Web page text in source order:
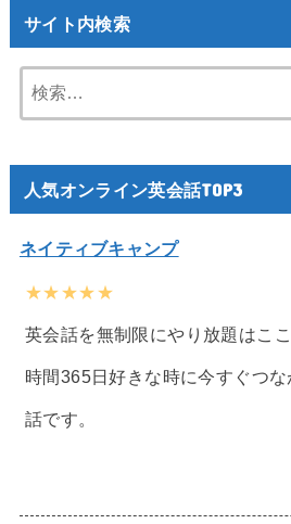
サイト内検索
索:
人気オンライン英会話TOP3
ネイティブキャンプ
★★★★★
英会話を無制限にやり放題はこ
時間365日好きな時に今すぐつ
話です。